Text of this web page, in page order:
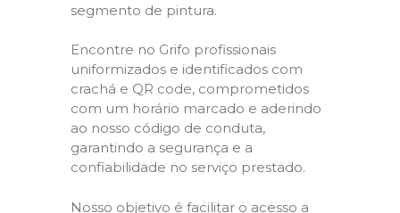
segmento de pintura.
Encontre no Grifo profissionais
uniformizados e identificados com
crachá e QR code, comprometidos
com um horário marcado e aderindo
ao nosso código de conduta,
garantindo a segurança e a
confiabilidade no serviço prestado.
Nosso objetivo é facilitar o acesso a